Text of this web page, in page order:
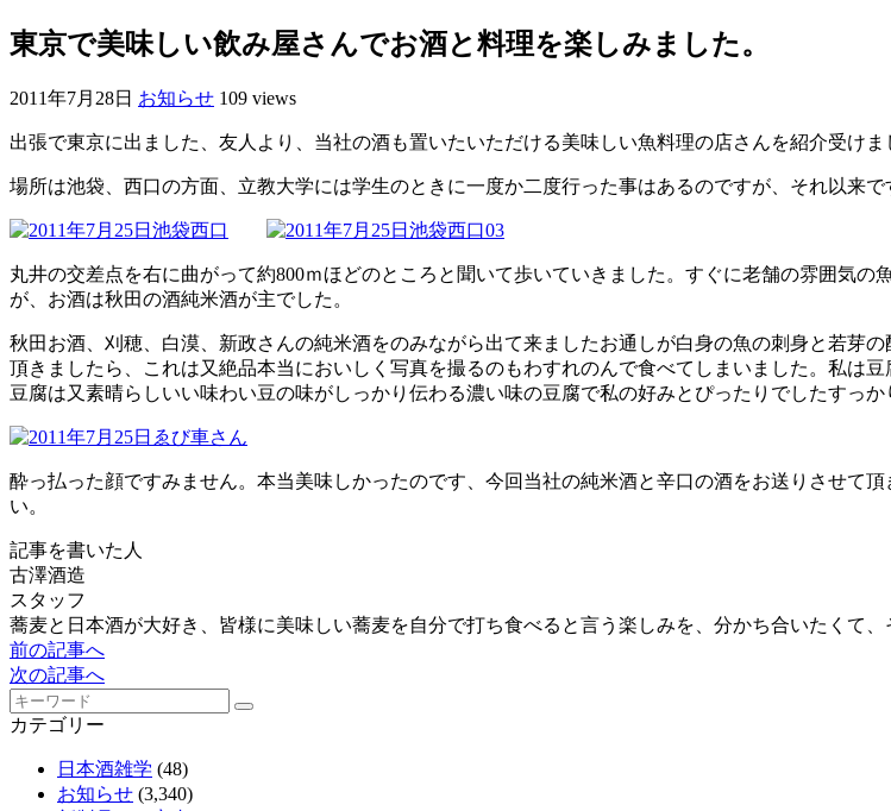
東京で美味しい飲み屋さんでお酒と料理を楽しみました。
2011年7月28日 お知らせ 109 views
出張で東京に出ました、友人より、当社の酒も置いたいただける美味しい魚料理の店さんを紹介受けま
場所は池袋、西口の方面、立教大学には学生のときに一度か二度行った事はあるのですが、それ以来で
丸井の交差点を右に曲がって約800ｍほどのところと聞いて歩いていきました。すぐに老舗の雰囲気
が、お酒は秋田の酒純米酒が主でした。
秋田お酒、刈穂、白漠、新政さんの純米酒をのみながら出て来ましたお通しが白身の魚の刺身と若芽
頂きましたら、これは又絶品本当においしく写真を撮るのもわすれのんで食べてしまいました。私は
豆腐は又素晴らしいい味わい豆の味がしっかり伝わる濃い味の豆腐で私の好みとぴったりでしたすっ
酔っ払った顔ですみません。本当美味しかったのです、今回当社の純米酒と辛口の酒をお送りさせて
い。
記事を書いた人
古澤酒造
スタッフ
蕎麦と日本酒が大好き、皆様に美味しい蕎麦を自分で打ち食べると言う楽しみを、分かち合いたくて
前の記事へ
次の記事へ
カテゴリー
日本酒雑学 (48)
お知らせ (3,340)